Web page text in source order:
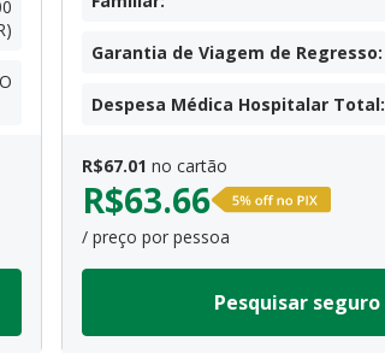
Garantia de Viagem de Regresso:
Despesa Médica Hospitalar Total:
R$67.01 no cartão
R$63.66
/ preço por pessoa
Pesquisar seguro